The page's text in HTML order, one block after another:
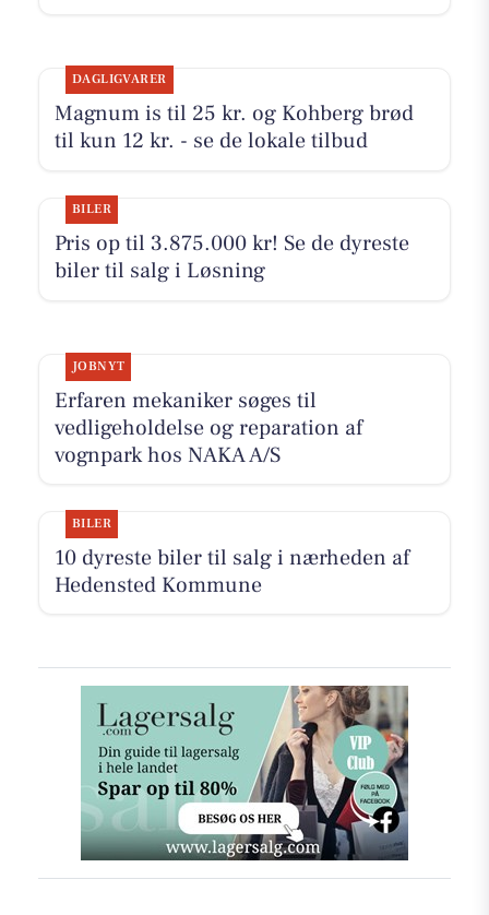
DAGLIGVARER
Magnum is til 25 kr. og Kohberg brød
til kun 12 kr. - se de lokale tilbud
BILER
Pris op til 3.875.000 kr! Se de dyreste
biler til salg i Løsning
JOBNYT
Erfaren mekaniker søges til
vedligeholdelse og reparation af
vognpark hos NAKA A/S
BILER
10 dyreste biler til salg i nærheden af
Hedensted Kommune